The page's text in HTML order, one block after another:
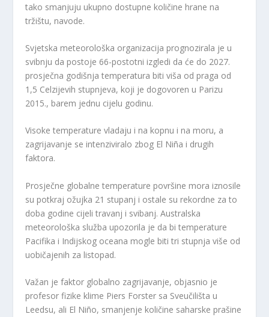
tako smanjuju ukupno dostupne količine hrane na
tržištu, navode.
Svjetska meteorološka organizacija prognozirala je u
svibnju da postoje 66-postotni izgledi da će do 2027.
prosječna godišnja temperatura biti viša od praga od
1,5 Celzijevih stupnjeva, koji je dogovoren u Parizu
2015., barem jednu cijelu godinu.
Visoke temperature vladaju i na kopnu i na moru, a
zagrijavanje se intenziviralo zbog El Niña i drugih
faktora.
Prosječne globalne temperature površine mora iznosile
su potkraj ožujka 21 stupanj i ostale su rekordne za to
doba godine cijeli travanj i svibanj. Australska
meteorološka služba upozorila je da bi temperature
Pacifika i Indijskog oceana mogle biti tri stupnja više od
uobičajenih za listopad.
Važan je faktor globalno zagrijavanje, objasnio je
profesor fizike klime Piers Forster sa Sveučilišta u
Leedsu, ali El Niño, smanjenje količine saharske prašine